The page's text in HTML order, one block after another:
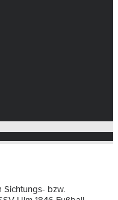
Sichtungs- bzw.